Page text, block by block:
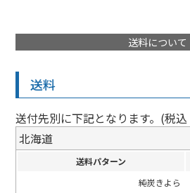
送料について
送料
送付先別に下記となります。(税
北海道
送料パターン
純炭きよら
クレアチニンでは
eGFR（残腎機能
健康に関する記事を
お試し商品
選び方でお悩みの方は
お問い合わ
24時間